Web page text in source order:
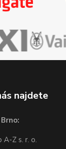
najdete
A-Z s. r. o.